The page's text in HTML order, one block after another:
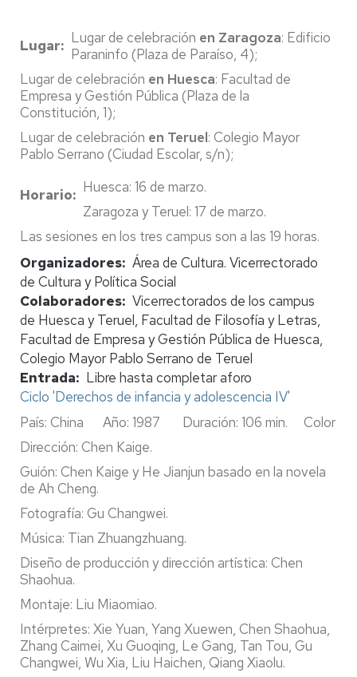
Lugar Lugar de celebración en Zaragoza: Edificio
Paraninfo (Plaza de Paraíso, 4);
Lugar de celebración en Huesca: Facultad de
Empresa y Gestión Pública (Plaza de la
Constitución, 1);
Lugar de celebración en Teruel: Colegio Mayor
Pablo Serrano (Ciudad Escolar, s/n);
Horario
Huesca: 16 de marzo.
Zaragoza y Teruel: 17 de marzo.
Las sesiones en los tres campus son a las 19 horas.
Organizadores Área de Cultura. Vicerrectorado
de Cultura y Política Social
Colaboradores Vicerrectorados de los campus
de Huesca y Teruel, Facultad de Filosofía y Letras,
Facultad de Empresa y Gestión Pública de Huesca,
Colegio Mayor Pablo Serrano de Teruel
Entrada
Libre hasta completar aforo
Ciclo 'Derechos de infancia y adolescencia IV'
País: China Año: 1987 Duración: 106 min. Color
Dirección: Chen Kaige.
Guión: Chen Kaige y He Jianjun basado en la novela
de Ah Cheng.
Fotografía: Gu Changwei.
Música: Tian Zhuangzhuang.
Diseño de producción y dirección artística: Chen
Shaohua.
Montaje: Liu Miaomiao.
Intérpretes: Xie Yuan, Yang Xuewen, Chen Shaohua,
Zhang Caimei, Xu Guoqing, Le Gang, Tan Tou, Gu
Changwei, Wu Xia, Liu Haichen, Qiang Xiaolu.